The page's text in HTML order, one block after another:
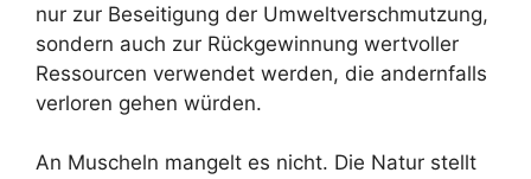
nur zur Beseitigung der Umweltverschmutzung,
sondern auch zur Rückgewinnung wertvoller
Ressourcen verwendet werden, die andernfalls
verloren gehen würden.
An Muscheln mangelt es nicht. Die Natur stellt